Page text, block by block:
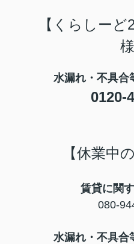
【くらしー
様
水漏れ・不具合
0120-
【休業中
賃貸に関
080-
水漏れ・不具合